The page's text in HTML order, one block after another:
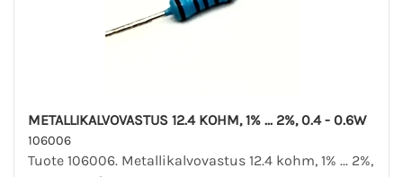
METALLIKALVOVASTUS 12.4 KOHM, 1% ... 2%, 0.4 - 0.6W
106006
Tuote 106006. Metallikalvovastus 12.4 kohm, 1% ... 2%,